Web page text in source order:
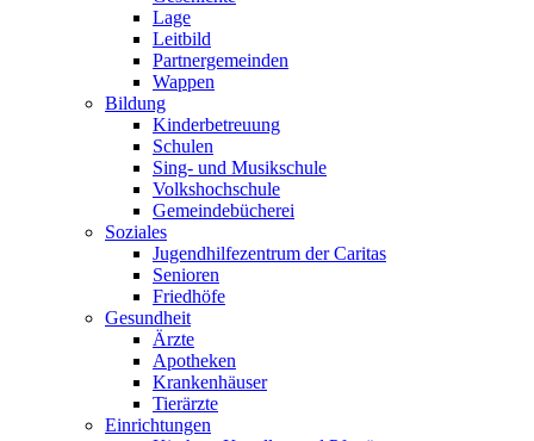
Lage
Leitbild
Partnergemeinden
Wappen
Bildung
Kinderbetreuung
Schulen
Sing- und Musikschule
Volkshochschule
Gemeindebücherei
Soziales
Jugendhilfezentrum der Caritas
Senioren
Friedhöfe
Gesundheit
Ärzte
Apotheken
Krankenhäuser
Tierärzte
Einrichtungen